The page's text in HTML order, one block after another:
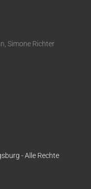
Simone Richter
- Alle Rechte